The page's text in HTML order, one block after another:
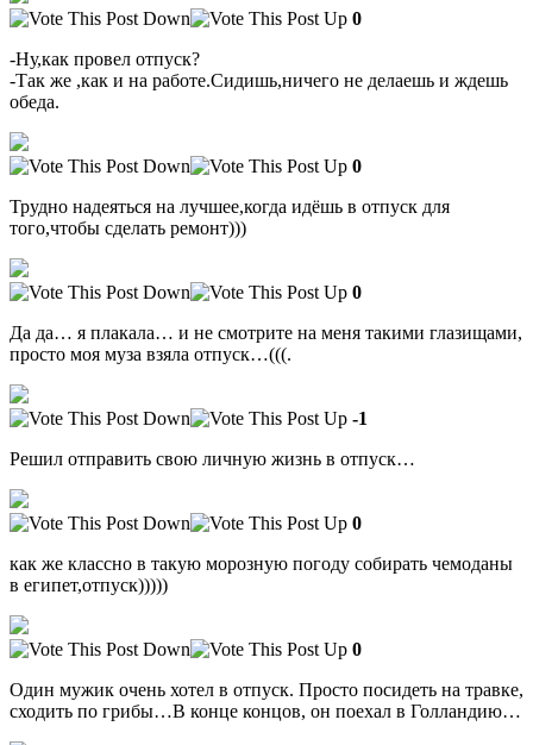
0
-Ну,как провел отпуск?
-Так же ,как и на работе.Сидишь,ничего не делаешь и ждешь
обеда.
0
Трудно надеяться на лучшее,когда идёшь в отпуск для
того,чтобы сделать ремонт)))
0
Да да… я плакала… и не смотрите на меня такими глазищами,
просто моя муза взяла отпуск…(((.
-1
Решил отправить свою личную жизнь в отпуск…
0
как же классно в такую морозную погоду собирать чемоданы
в египет,отпуск)))))
0
Один мужик очень хотел в отпуск. Просто посидеть на травке,
сходить по грибы…В конце концов, он поехал в Голландию…